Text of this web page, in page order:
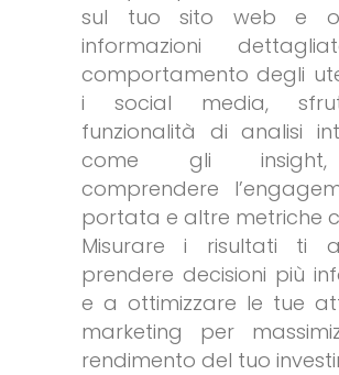
sul tuo sito web e
informazioni
comportamento degli
i social media,
funzionalità di analisi
come gli
comprendere
portata e altre metriche
Misurare i risultati ti
prendere decisioni più
e a ottimizzare le tue
marketing per
rendimento del tuo